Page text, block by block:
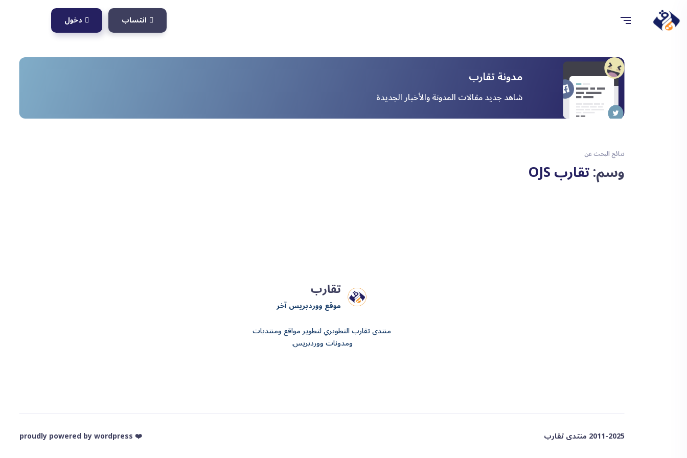
انتساب دخول
مدونة تقارب
شاهد جديد مقالات المدونة والأخبار الجديدة
نتائج البحث عن
وسم:تقارب OJS
تقارب
موقع ووردبريس آخر
منتدى تقارب التطويري لتطوير مواقع ومنتديات
ومدونات ووردبريس.
2011-2025 منتدى تقارب ❤️ proudly powered by wordpress